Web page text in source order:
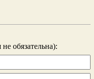
обязательна):